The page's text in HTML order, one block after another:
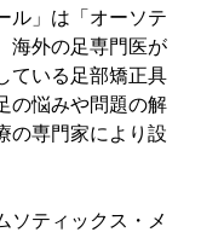
ル」は「オーソテ
海外の足専門医が
ている足部矯正具
の悩みや問題の解
の専門家により設
ソティックス・メ